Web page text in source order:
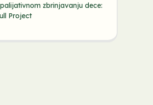
zbrinjavanju dece:
Project